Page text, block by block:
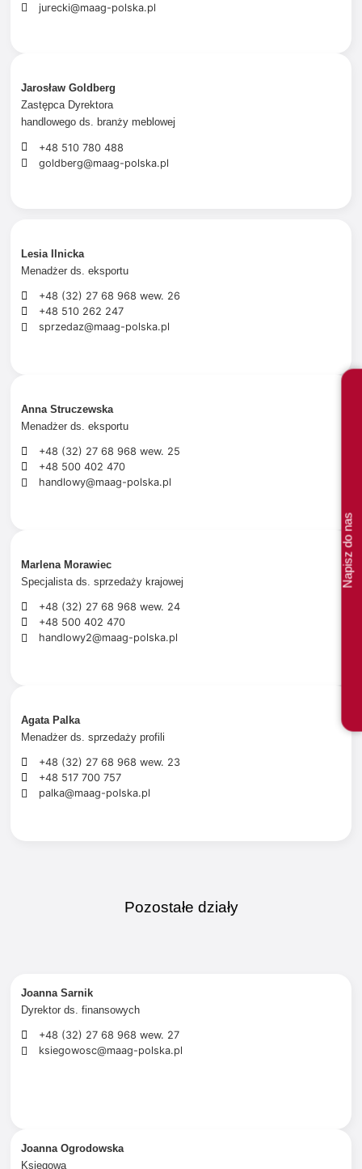
jurecki@maag-polska.pl
Jarosław Goldberg
Zastępca Dyrektora
handlowego ds. branży meblowej
+48 510 780 488
goldberg@maag-polska.pl
Lesia Ilnicka
Menadżer ds. eksportu
+48 (32) 27 68 968 wew. 26
+48 510 262 247
sprzedaz@maag-polska.pl
Anna Struczewska
Menadżer ds. eksportu
+48 (32) 27 68 968 wew. 25
+48 500 402 470
handlowy@maag-polska.pl
Marlena Morawiec
Specjalista ds. sprzedaży krajowej
+48 (32) 27 68 968 wew. 24
+48 500 402 470
handlowy2@maag-polska.pl
Agata Palka
Menadżer ds. sprzedaży profili
+48 (32) 27 68 968 wew. 23
+48 517 700 757
palka@maag-polska.pl
Pozostałe działy
Joanna Sarnik
Dyrektor ds. finansowych
+48 (32) 27 68 968 wew. 27
ksiegowosc@maag-polska.pl
Joanna Ogrodowska
Księgowa
Napisz do nas